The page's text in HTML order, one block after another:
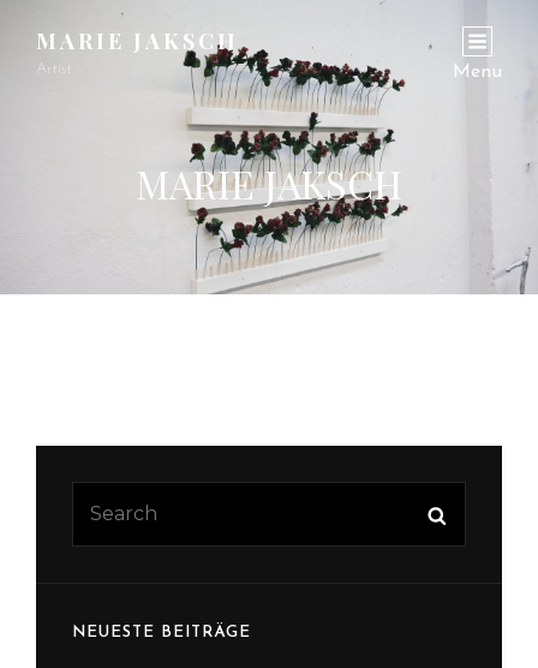
MARIE JAKSCH
Artist Menu
MARIE JAKSCH
NEUESTE BEITRÄGE